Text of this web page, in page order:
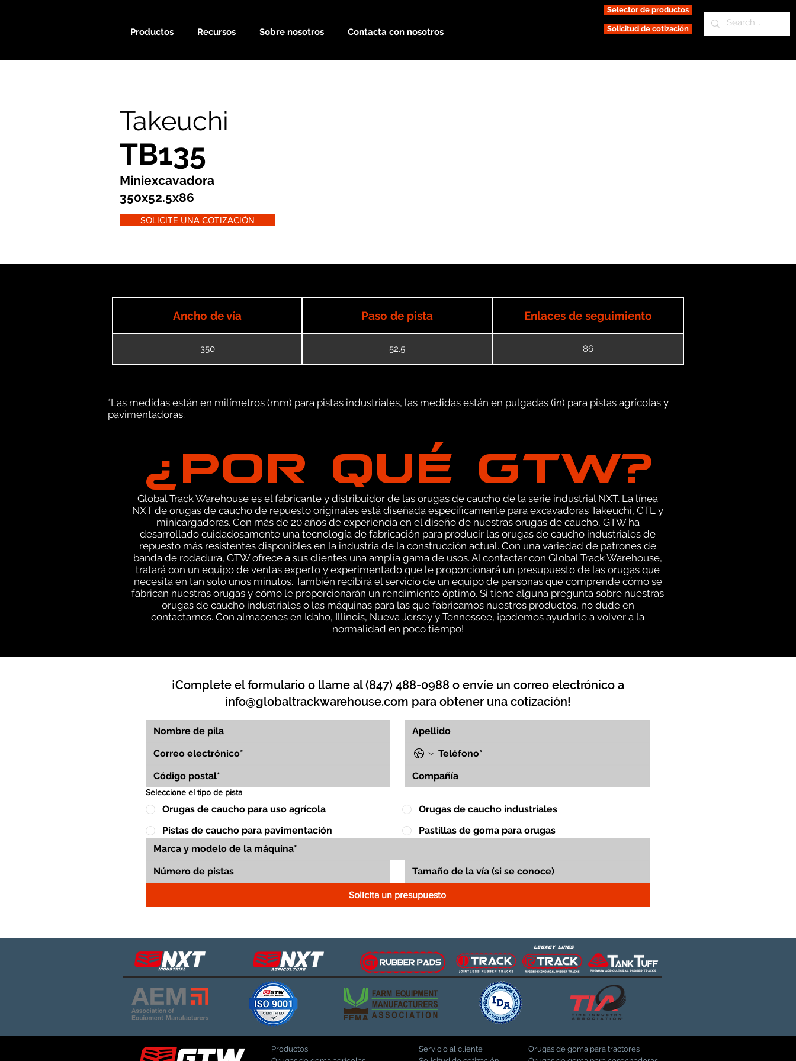
Productos Recursos Sobre nosotros Contacta con nosotros
Selector de productos
Solicitud de cotización
Takeuchi
TB135
Miniexcavadora
350x52.5x86
SOLICITE UNA COTIZACIÓN
Ancho de vía Paso de pista Enlaces de seguimiento
350 52.5 86
*Las medidas están en milímetros (mm) para pistas industriales, las medidas están en pulgadas (in) para pistas agrícolas y
pavimentadoras.
¿POR QUÉ GTW?
Global Track Warehouse es el fabricante y distribuidor de las orugas de caucho de la serie industrial NXT. La línea
NXT de orugas de caucho de repuesto originales está diseñada específicamente para excavadoras Takeuchi, CTL y
minicargadoras. Con más de 20 años de experiencia en el diseño de nuestras orugas de caucho, GTW ha
desarrollado cuidadosamente una tecnología de fabricación para producir las orugas de caucho industriales de
repuesto más resistentes disponibles en la industria de la construcción actual. Con una variedad de patrones de
banda de rodadura, GTW ofrece a sus clientes una amplia gama de usos. Al contactar con Global Track Warehouse,
tratará con un equipo de ventas experto y experimentado que le proporcionará un presupuesto de las orugas que
necesita en tan solo unos minutos. También recibirá el servicio de un equipo de personas que comprende cómo se
fabrican nuestras orugas y cómo le proporcionarán un rendimiento óptimo. Si tiene alguna pregunta sobre nuestras
orugas de caucho industriales o las máquinas para las que fabricamos nuestros productos, no dude en
contactarnos. Con almacenes en Idaho, Illinois, Nueva Jersey y Tennessee, ¡podemos ayudarle a volver a la
normalidad en poco tiempo!
¡Complete el formulario o llame al (847) 488-0988 o envíe un correo electrónico a
info@globaltrackwarehouse.com para obtener una cotización!
Seleccione el tipo de pista
Orugas de caucho para uso agrícola
Orugas de caucho industriales
Pistas de caucho para pavimentación
Pastillas de goma para orugas
Solicita un presupuesto
Productos
Servicio al cliente
Orugas de goma para tractores